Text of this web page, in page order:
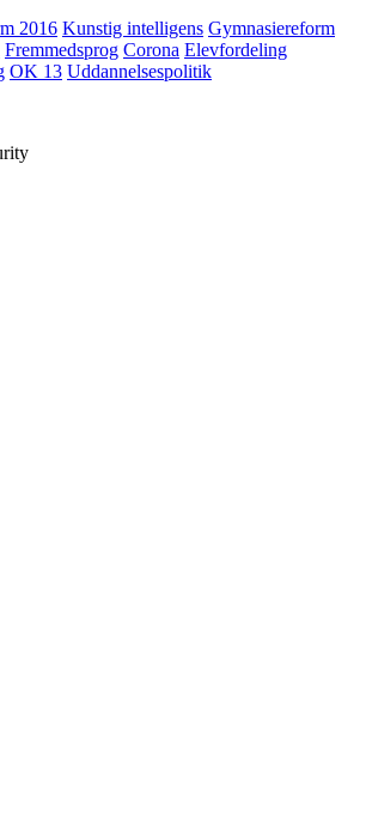
2016 Kunstig intelligens Gymnasiereform
Fremmedsprog Corona Elevfordeling
OK 13 Uddannelsespolitik